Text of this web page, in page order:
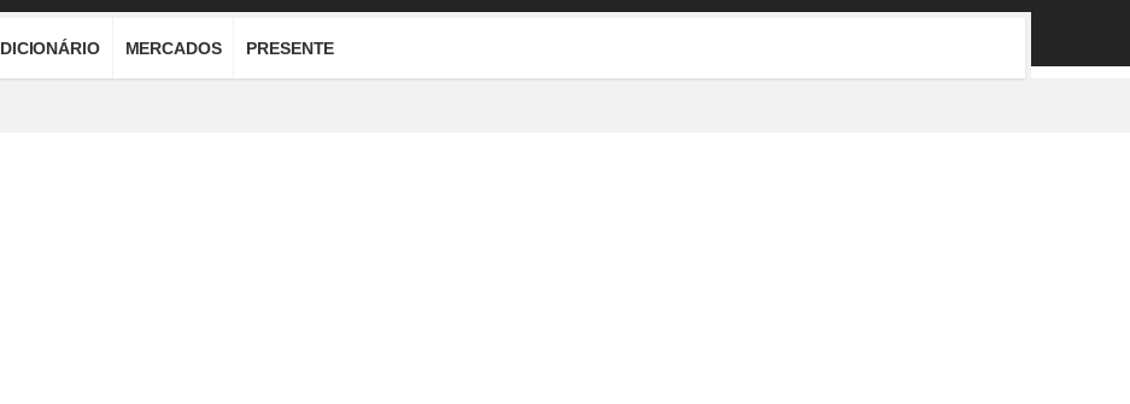
DICIONÁRIO MERCADOS PRESENTE